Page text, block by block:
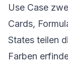
Use Case
Cards,
States teilen
Farben